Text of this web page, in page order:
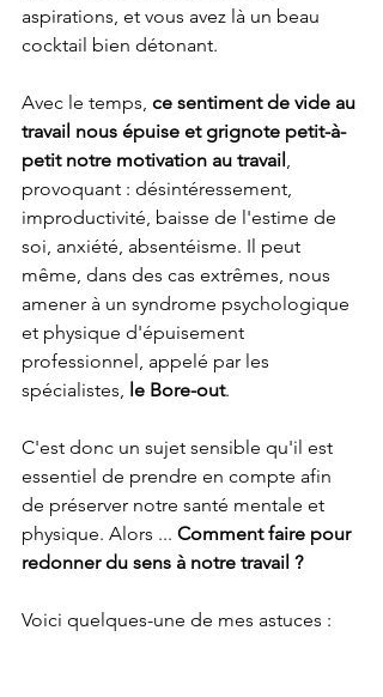
aspirations, et vous avez là un beau
cocktail bien détonant.
Avec le temps, ce sentiment de vide au
travail nous épuise et grignote petit-à-
petit notre motivation au travail,
provoquant : désintéressement,
improductivité, baisse de l'estime de
soi, anxiété, absentéisme. Il peut
même, dans des cas extrêmes, nous
amener à un syndrome psychologique
et physique d'épuisement
professionnel, appelé par les
spécialistes, le Bore-out.
C'est donc un sujet sensible qu'il est
essentiel de prendre en compte afin
de préserver notre santé mentale et
physique. Alors ... Comment faire pour
redonner du sens à notre travail ?
Voici quelques-une de mes astuces :